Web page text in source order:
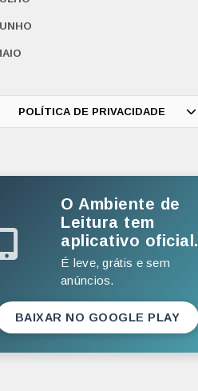
MARÇOPOLÍTICA DE PRIVACIDADE
O Ambiente de
Leitura tem
aplicativo oficial.
É leve, grátis e sem
anúncios.
BAIXAR NO GOOGLE PLAY